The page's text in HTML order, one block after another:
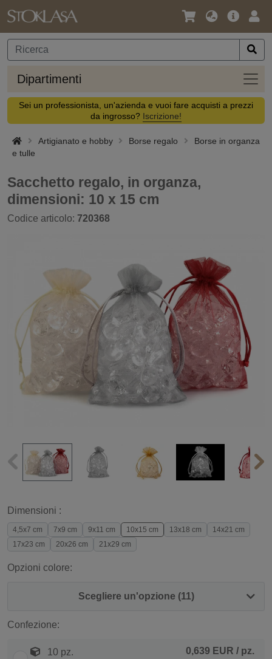
Lingua
Valuta
Offerta
Dipartimenti
Sei un professionista, un'azienda e vuoi fare acquisti a prezzi
da ingrosso? Iscrizione!
Artigianato e hobby Borse regalo
Borse in organza
e tulle
Sacchetto regalo, in organza,
dimensioni: 10 x 15 cm
Codice articolo: 720368
Dimensioni :
4,5x7 cm 7x9 cm 9x11 cm 10x15 cm 13x18 cm
14x21 cm
17x23 cm
20x26 cm 21x29 cm
Opzioni colore:
Scegliere un'opzione (11)
Confezione:
10 pz. 0,639 EUR / pz.